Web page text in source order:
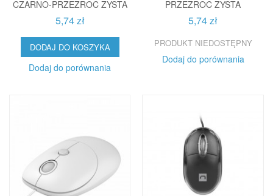
CZARNO-PRZEZROC ZYSTA
5,74 zł
DODAJ DO KOSZYKA
Dodaj do porównania
PRZEZROC ZYSTA
5,74 zł
PRODUKT NIEDOSTĘPNY
Dodaj do porównania